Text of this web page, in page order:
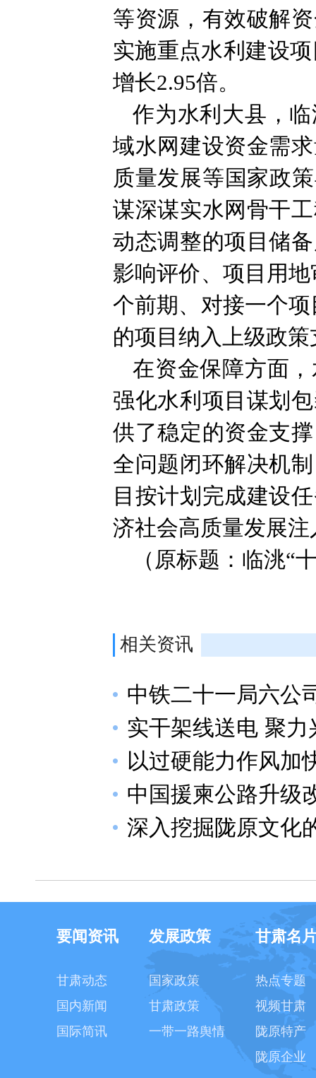
等资源，有效破解
实施重点水利建设
增长2.95倍。
作为水利大县，
域水网建设资金需
质量发展等国家政
谋深谋实水网骨干
动态调整的项目储
影响评价、项目用
个前期、对接一个
的项目纳入上级政
在资金保障方面
强化水利项目谋划
供了稳定的资金支
全问题闭环解决机
目按计划完成建设
济社会高质量发展注
（原标题：临洮“
相关资讯
中铁二十一局六公
实干架线送电 聚力
以过硬能力作风加
中国援柬公路升级
深入挖掘陇原文化
要闻资讯
甘肃动态
国内新闻
国际简讯
发展政策
国家政策
甘肃政策
一带一路舆情
甘肃名
热点专题
视频甘肃
陇原特产
陇原企业